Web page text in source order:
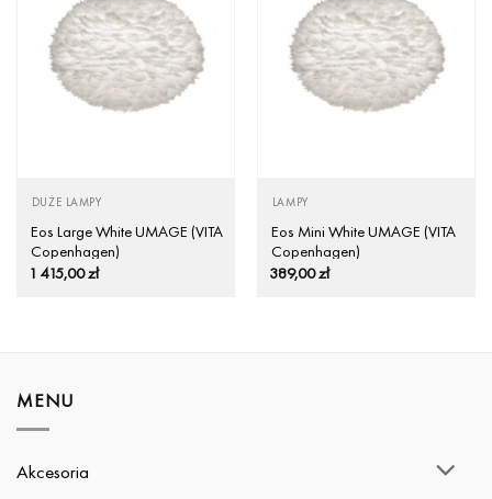
DUŻE LAMPY
Eos Large White UMAGE (VITA
Copenhagen)
1 415,00zł
LAMPY
Eos Mini White UMAGE (VITA
Copenhagen)
389,00zł
MENU
Akcesoria